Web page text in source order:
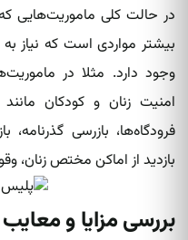
در حالت کلی ماموریت‌هایی
بیشتر مواردی است که نیاز
وجود دارد. مثلا در
امنیت زنان و کودکان
فرودگاه‌ها، بازرسی گذرنامه،
بازدید از اماکن مختص زنان،
بررسی مزایا و